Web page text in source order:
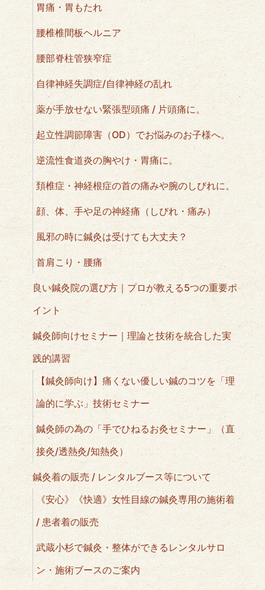
胃痛・胃もたれ
腰椎椎間板ヘルニア
腰部脊柱管狭窄症
自律神経失調症/自律神経の乱れ
薬が手放せない緊張型頭痛 / 片頭痛に。
起立性調節障害（OD）でお悩みのお子様へ。
逆流性食道炎の胸やけ・胃痛に。
頚椎症・神経根症の首の痛みや腕のしびれに。
顔、体、手や足の神経痛（しびれ・痛み）
風邪の時に鍼灸は受けても大丈夫？
首肩こり・腰痛
良い鍼灸院の選び方｜プロが教える5つの重要ポ
イント
鍼灸師向けセミナー｜理論と技術を統合した実
践的講習
【鍼灸師向け】痛くない優しい鍼のコツを「理
論的に学ぶ」技術セミナー
鍼灸師の為の「手でひねるお灸セミナー」（直
接灸/透熱灸/知熱灸）
鍼灸着の販売 / レンタルブース等について
《安心》《快適》女性目線の鍼灸専用の施術着
/ 患者着の販売
武蔵小杉で鍼灸・整体ができるレンタルサロ
ン・施術ブースのご案内